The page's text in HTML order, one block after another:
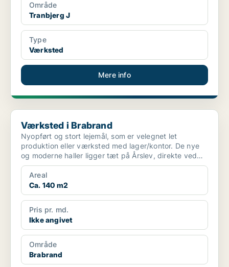
Område
Tranbjerg J
Type
Værksted
Mere info
Værksted i Brabrand
Værksted i Brabrand
Nyopført og stort lejemål, som er velegnet let
produktion eller værksted med lager/kontor. De nye
og moderne haller ligger tæt på Årslev, direkte ved
motorve...
Areal
Ca. 140 m2
Pris pr. md.
Ikke angivet
Område
Brabrand